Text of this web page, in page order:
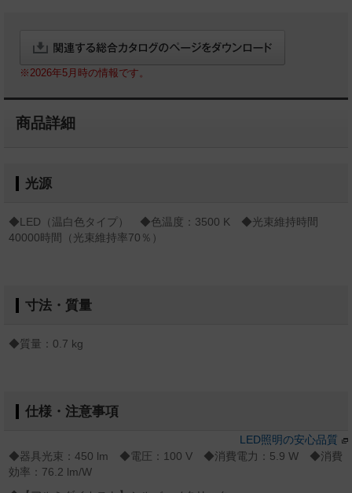
※2026年5月時の情報です。
商品詳細
光源
◆LED（温白色タイプ） ◆色温度：3500 K ◆光束維持時間
40000時間（光束維持率70％）
寸法・質量
◆質量：0.7 kg
仕様・注意事項
LED照明の安心品質
◆器具光束：450 lm ◆電圧：100 V ◆消費電力：5.9 W ◆消費
効率：76.2 lm/W